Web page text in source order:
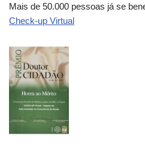
Mais de 50.000 pessoas já se
Check-up Virtual